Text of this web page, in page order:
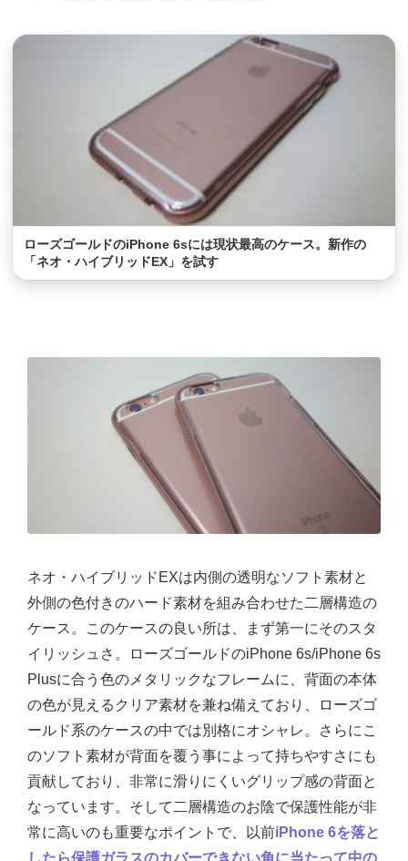
ローズゴールドのiPhone 6sには現状最高のケース。新作の
「ネオ・ハイブリッドEX」を試す
ネオ・ハイブリッドEXは内側の透明なソフト素材と
外側の色付きのハード素材を組み合わせた二層構造の
ケース。このケースの良い所は、まず第一にそのスタ
イリッシュさ。ローズゴールドのiPhone 6s/iPhone 6s
Plusに合う色のメタリックなフレームに、背面の本体
の色が見えるクリア素材を兼ね備えており、ローズゴ
ールド系のケースの中では別格にオシャレ。さらにこ
のソフト素材が背面を覆う事によって持ちやすさにも
貢献しており、非常に滑りにくいグリップ感の背面と
なっています。そして二層構造のお陰で保護性能が非
常に高いのも重要なポイントで、以前iPhone 6を落と